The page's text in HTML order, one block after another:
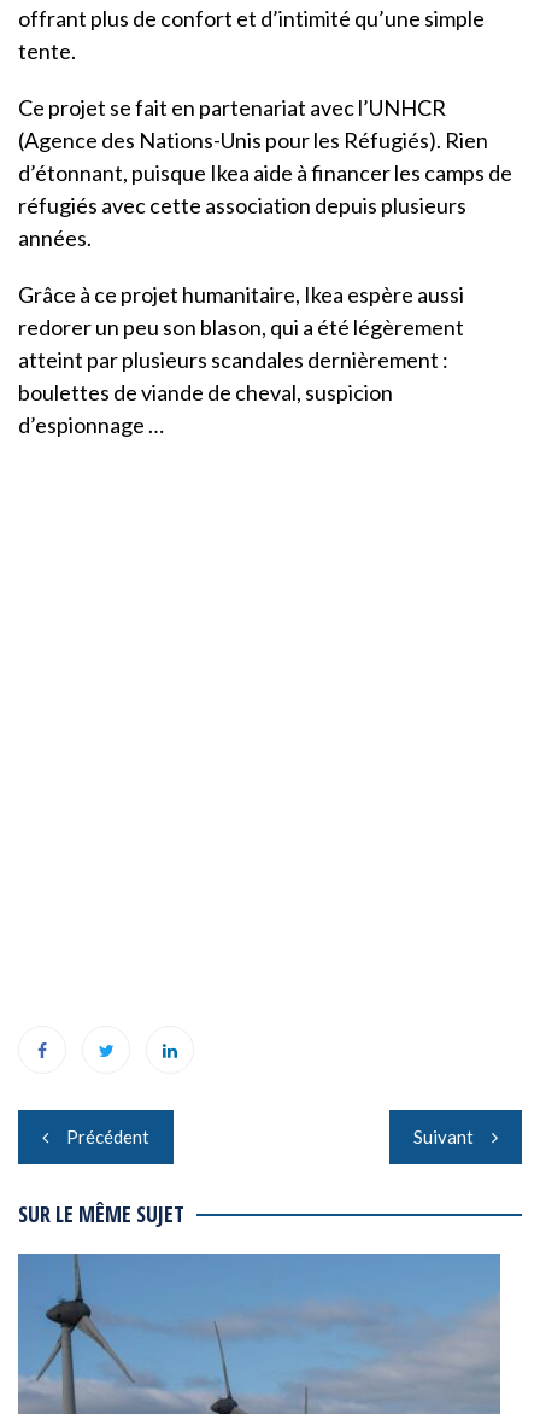
offrant plus de confort et d’intimité qu’une simple
tente.
Ce projet se fait en partenariat avec l’UNHCR
(Agence des Nations-Unis pour les Réfugiés). Rien
d’étonnant, puisque Ikea aide à financer les camps de
réfugiés avec cette association depuis plusieurs
années.
Grâce à ce projet humanitaire, Ikea espère aussi
redorer un peu son blason, qui a été légèrement
atteint par plusieurs scandales dernièrement :
boulettes de viande de cheval, suspicion
d’espionnage …
Navigation
de
l’article
Précédent Suivant
SUR LE MÊME SUJET